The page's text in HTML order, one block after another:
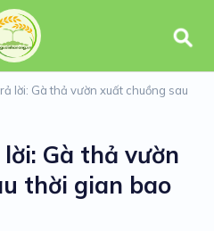
lời: Gà thả vườn xuất chuồng sau
Gà thả vườn
thời gian bao